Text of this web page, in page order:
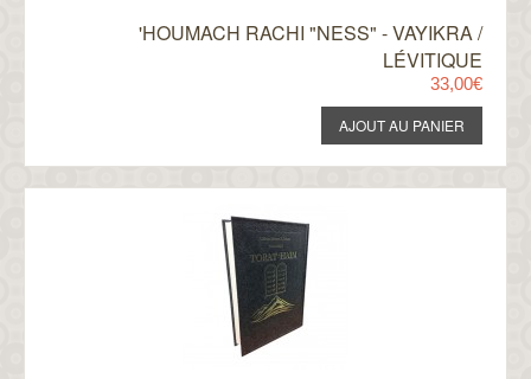
'HOUMACH RACHI "NESS" - VAYIKRA /
LÉVITIQUE
33,00€